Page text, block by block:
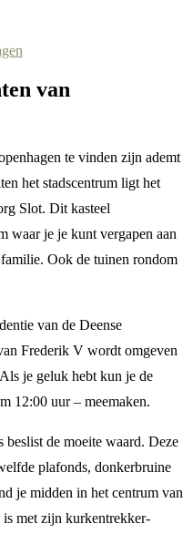
van
te vinden zijn ademt
het stadscentrum ligt het
Slot. Dit kasteel
waar je je kunt vergapen aan
Ook de tuinen rondom
van de Deense
Frederik V wordt omgeven
je geluk hebt kun je de
12:00 uur – meemaken.
de moeite waard. Deze
plafonds, donkerbruine
je midden in het centrum van
met zijn kurkentrekker-